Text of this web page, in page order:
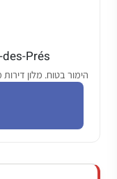
Prés
הימור בטוח. מלון